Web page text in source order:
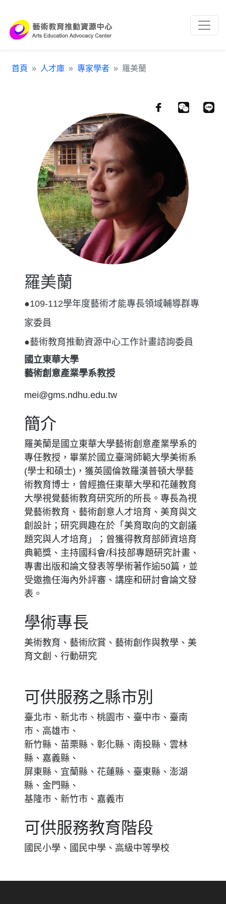
首頁 人才庫 專家學者 羅美蘭
羅美蘭
●109-112學年度藝術才能專長領域輔導群專
家委員
●藝術教育推動資源中心工作計畫諮詢委員
國立東華大學
藝術創意產業學系教授
mei@gms.ndhu.edu.tw
簡介
羅美蘭是國立東華大學藝術創意產業學系的
專任教授，畢業於國立臺灣師範大學美術系
(學士和碩士)，獲英國倫敦羅漢普頓大學藝
術教育博士，曾經擔任東華大學和花蓮教育
大學視覺藝術教育研究所的所長。專長為視
覺藝術教育、藝術創意人才培育、美育與文
創設計；研究興趣在於「美育取向的文創議
題究與人才培育」；曾獲得教育部師資培育
典範獎、主持國科會/科技部專題研究計畫、
專書出版和論文發表等學術著作逾50篇，並
受邀擔任海內外評審、講座和研討會論文發
表。
學術專長
美術教育、藝術欣賞、藝術創作與教學、美
育文創、行動研究
可供服務之縣市別
臺北市、新北市、桃園市、臺中市、臺南
市、高雄市、
新竹縣、苗栗縣、彰化縣、南投縣、雲林
縣、嘉義縣、
屏東縣、宜蘭縣、花蓮縣、臺東縣、澎湖
縣、金門縣、
基隆市、新竹市、嘉義市
可供服務教育階段
國民小學、國民中學、高級中等學校